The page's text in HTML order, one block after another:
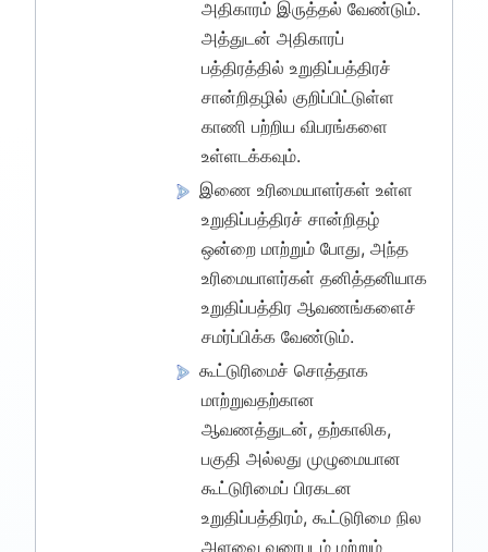
அதிகாரம் இருத்தல் வேண்டும்.
அத்துடன் அதிகாரப்
பத்திரத்தில் உறுதிப்பத்திரச்
சான்றிதழில் குறிப்பிட்டுள்ள
காணி பற்றிய விபரங்களை
உள்ளடக்கவும்.
இணை உரிமையாளர்கள் உள்ள
உறுதிப்பத்திரச் சான்றிதழ்
ஒன்றை மாற்றும் போது, அந்த
உரிமையாளர்கள் தனித்தனியாக
உறுதிப்பத்திர ஆவணங்களைச்
சமர்ப்பிக்க வேண்டும்.
கூட்டுரிமைச் சொத்தாக
மாற்றுவதற்கான
ஆவணத்துடன், தற்காலிக,
பகுதி அல்லது முழுமையான
கூட்டுரிமைப் பிரகடன
உறுதிப்பத்திரம், கூட்டுரிமை நில
அளவை வரைபடம் மற்றும்